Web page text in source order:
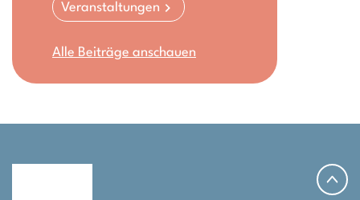
Veranstaltungen
Alle Beiträge anschauen